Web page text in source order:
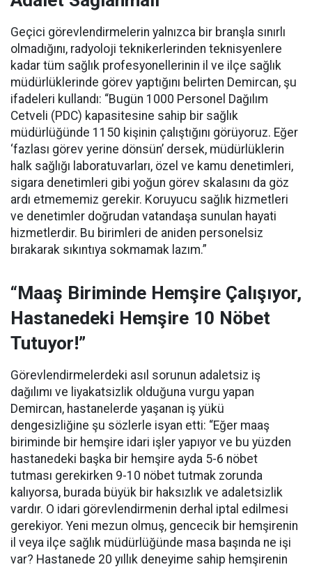
Geçici görevlendirmelerin yalnızca bir branşla sınırlı
olmadığını, radyoloji teknikerlerinden teknisyenlere
kadar tüm sağlık profesyonellerinin il ve ilçe sağlık
müdürlüklerinde görev yaptığını belirten Demircan, şu
ifadeleri kullandı: “Bugün 1000 Personel Dağılım
Cetveli (PDC) kapasitesine sahip bir sağlık
müdürlüğünde 1150 kişinin çalıştığını görüyoruz. Eğer
‘fazlası görev yerine dönsün’ dersek, müdürlüklerin
halk sağlığı laboratuvarları, özel ve kamu denetimleri,
sigara denetimleri gibi yoğun görev skalasını da göz
ardı etmememiz gerekir. Koruyucu sağlık hizmetleri
ve denetimler doğrudan vatandaşa sunulan hayati
hizmetlerdir. Bu birimleri de aniden personelsiz
bırakarak sıkıntıya sokmamak lazım.”
“Maaş Biriminde Hemşire Çalışıyor,
Hastanedeki Hemşire 10 Nöbet
Tutuyor!”
Görevlendirmelerdeki asıl sorunun adaletsiz iş
dağılımı ve liyakatsizlik olduğuna vurgu yapan
Demircan, hastanelerde yaşanan iş yükü
dengesizliğine şu sözlerle isyan etti: “Eğer maaş
biriminde bir hemşire idari işler yapıyor ve bu yüzden
hastanedeki başka bir hemşire ayda 5-6 nöbet
tutması gerekirken 9-10 nöbet tutmak zorunda
kalıyorsa, burada büyük bir haksızlık ve adaletsizlik
vardır. O idari görevlendirmenin derhal iptal edilmesi
gerekiyor. Yeni mezun olmuş, gencecik bir hemşirenin
il veya ilçe sağlık müdürlüğünde masa başında ne işi
var? Hastanede 20 yıllık deneyime sahip hemşirenin